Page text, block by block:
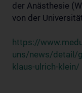
der Anästhesie
von der
https://
uns/news/detail/
klaus-ulrich-klein/